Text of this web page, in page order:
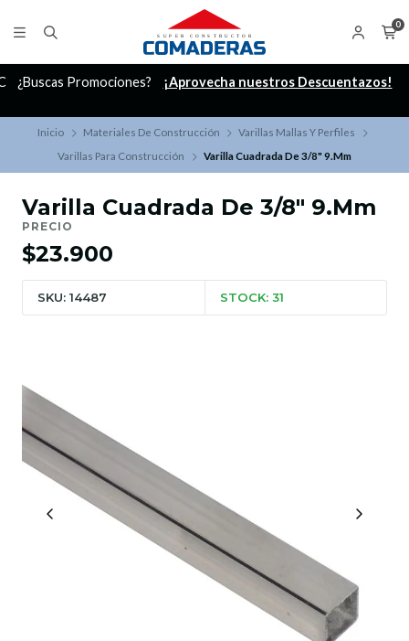
0
¿Buscas Promociones? ¡Aprovecha nuestros Descuentazos!
Inicio Materiales De Construcción
Varillas Mallas Y Perfiles
Varillas Para Construcción
Varilla Cuadrada De 3/8" 9.Mm
Varilla Cuadrada De 3/8" 9.Mm
PRECIO
$23.900
SKU: 14487 STOCK: 31